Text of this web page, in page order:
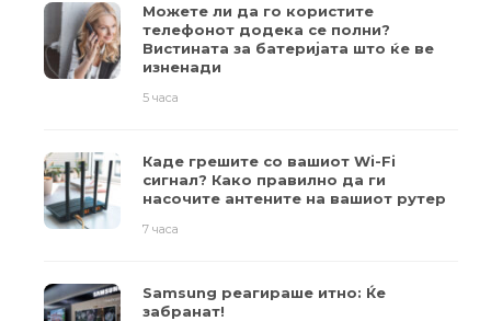
Можете ли да го користите
телефонот додека се полни?
Вистината за батеријата што ќе ве
изненади
5 часа
Каде грешите со вашиот Wi-Fi
сигнал? Како правилно да ги
насочите антените на вашиот рутер
7 часа
Samsung реагираше итно: Ќе
забранат!